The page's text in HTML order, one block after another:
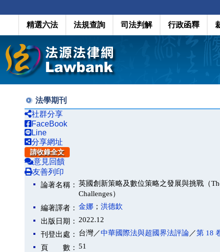
精選六法 法規查詢 司法判解 行政函釋
法學期刊
社群分享
FaceBook
Line
分享網址
請收錄全文
意見回饋
友善列印
論著名稱： 英國創新策略及數位策略之發展與挑戰（
Challenges）
編著譯者： 金娜 ； 洪德欽
出版日期： 2022.12
刊登出處： 台灣／中華國際法與超國界法評論／第 18
頁 數： 51